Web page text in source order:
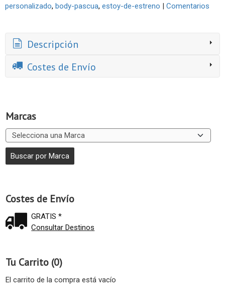
Marcas
Costes de Envío
GRATIS *
Consultar Destinos
Tu Carrito (0)
El carrito de la compra está vacío
personalizado body-pascua estoy-de-estreno | Comentarios
Descripción
Costes de Envío